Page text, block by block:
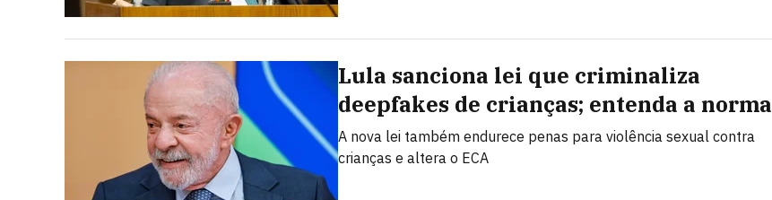
Lula sanciona lei que criminaliza
deepfakes de crianças; entenda a norma
A nova lei também endurece penas para violência sexual contra
crianças e altera o ECA